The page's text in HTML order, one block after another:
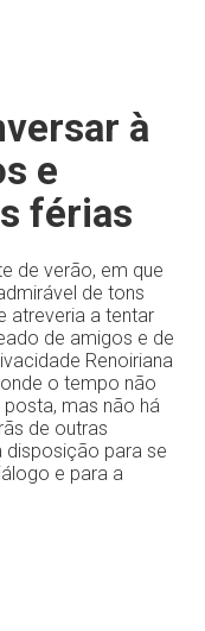
à
e
férias
de verão, em que
de tons
atreveria a tentar
de amigos e de
Renoiriana
o tempo não
mas não há
de outras
disposição para se
e para a